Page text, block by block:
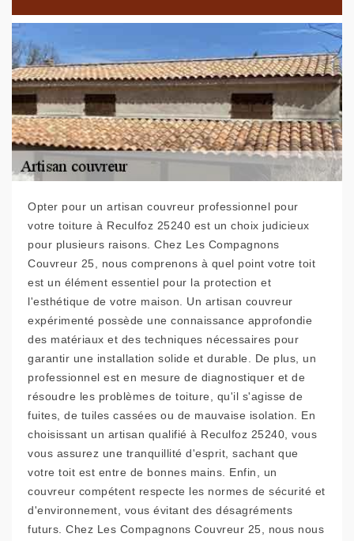
Opter pour un artisan couvreur professionnel pour
votre toiture à Reculfoz 25240 est un choix judicieux
pour plusieurs raisons. Chez Les Compagnons
Couvreur 25, nous comprenons à quel point votre toit
est un élément essentiel pour la protection et
l'esthétique de votre maison. Un artisan couvreur
expérimenté possède une connaissance approfondie
des matériaux et des techniques nécessaires pour
garantir une installation solide et durable. De plus, un
professionnel est en mesure de diagnostiquer et de
résoudre les problèmes de toiture, qu'il s'agisse de
fuites, de tuiles cassées ou de mauvaise isolation. En
choisissant un artisan qualifié à Reculfoz 25240, vous
vous assurez une tranquillité d'esprit, sachant que
votre toit est entre de bonnes mains. Enfin, un
couvreur compétent respecte les normes de sécurité et
d'environnement, vous évitant des désagréments
futurs. Chez Les Compagnons Couvreur 25, nous nous